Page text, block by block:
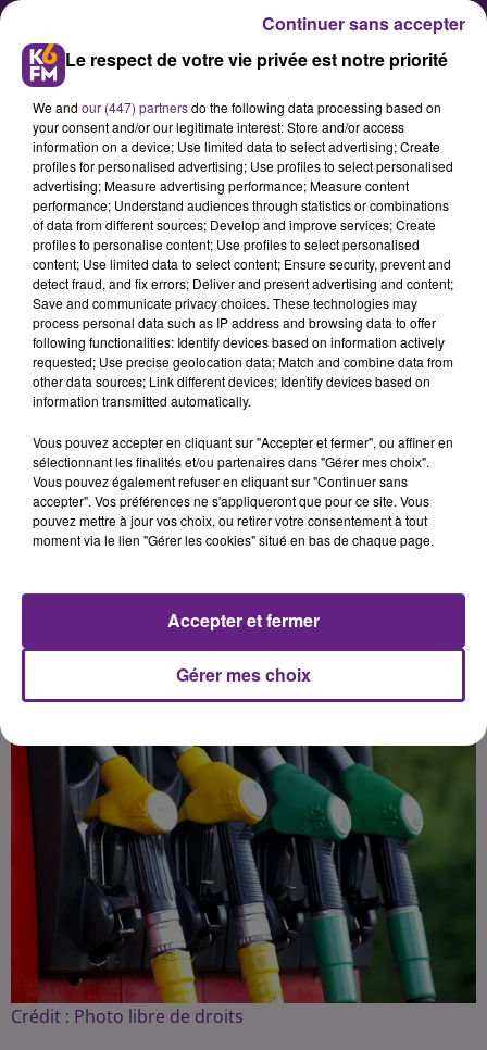
Blocage des raffineries : pas
d’inquiétudes à avoir sur la
disponibilité des carburants
Malgré les appels au blocage des
raffineries de France par les
syndicats, l’Union Française des
assurent que les usagers ne
devraient pas rencontrer de
difficultés pour
l’approvisionnement en
Publié : 4 janvier 2020 à 5h30 par Antoine Comte
Crédit : Photo libre de droits
Le respect de votre vie privée est notre priorité
We and our (447) partnersdo the following data processing based on
your consent and/or our legitimate interest: Store and/or access
information on a device; Use limited data to select advertising; Create
profiles for personalised advertising; Use profiles to select personalised
advertising; Measure advertising performance; Measure content
performance; Understand audiences through statistics or combinations
of data from different sources; Develop and improve services; Create
profiles to personalise content; Use profiles to select personalised
content; Use limited data to select content; Ensure security, prevent and
detect fraud, and fix errors; Deliver and present advertising and content;
Save and communicate privacy choices. These technologies may
process personal data such as IP address and browsing data to offer
following functionalities: Identify devices based on information actively
requested; Use precise geolocation data; Match and combine data from
other data sources; Link different devices; Identify devices based on
information transmitted automatically.
Vous pouvez accepter en cliquant sur "Accepter et fermer", ou affiner en
sélectionnant les finalités et/ou partenaires dans "Gérer mes choix".
Vous pouvez également refuser en cliquant sur "Continuer sans
accepter". Vos préférences ne s'appliqueront que pour ce site. Vous
pouvez mettre à jour vos choix, ou retirer votre consentement à tout
moment via le lien "Gérer les cookies" situé en bas de chaque page.
Gérer mes choix
Accepter et fermer
Continuer sans accepter